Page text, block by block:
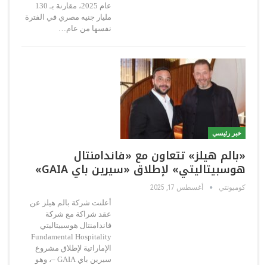
عام 2025، مقارنة بـ 130
مليار جنيه مصري في الفترة
نفسها من عام…
خبر رئيسي
«بالم هيلز» تتعاون مع «فاندامنتال
هوسبيتاليتي» لإطلاق «سيرين باي GAIA»
كوميونتي أغسطس 17, 2025
أعلنت شركة بالم هيلز عن
عقد شراكة مع شركة
فاندامنتال هوسبيتاليتي
Fundamental Hospitality
الإماراتية لإطلاق مشروع
سيرين باي GAIA –، وهو